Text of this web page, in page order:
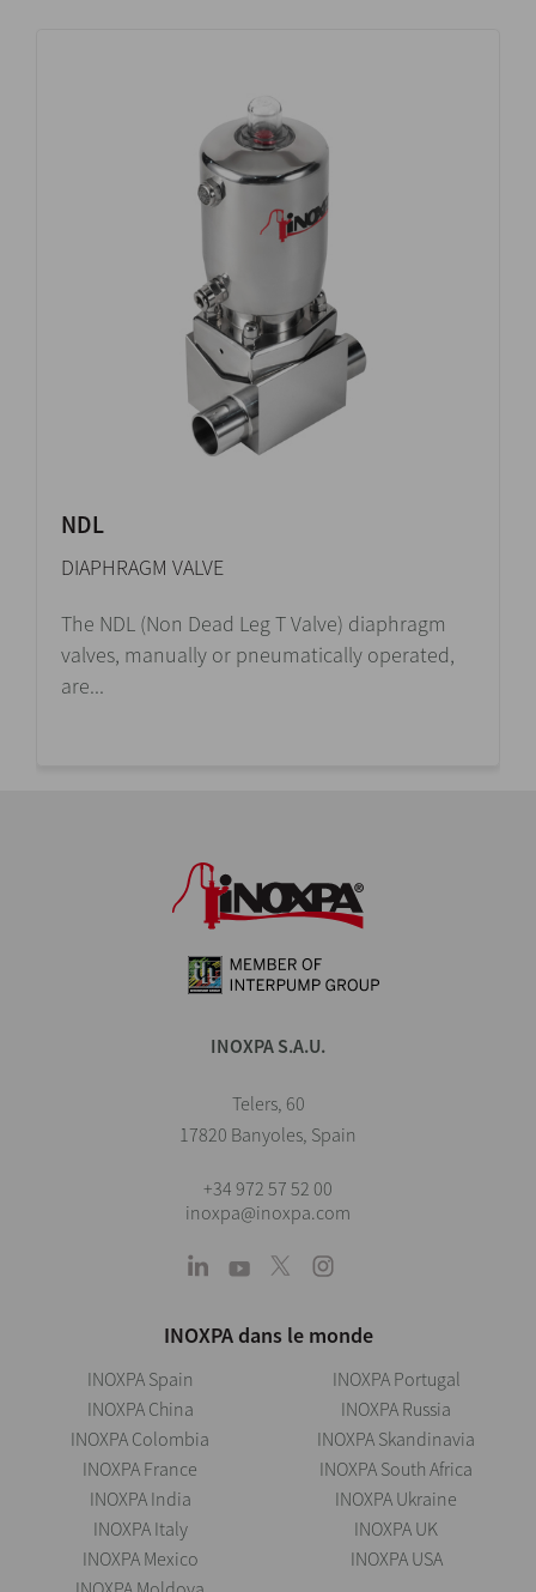
NDL
DIAPHRAGM VALVE
The NDL (Non Dead Leg T Valve) diaphragm
valves, manually or pneumatically operated,
are...
INOXPA S.A.U.
Telers, 60
17820 Banyoles, Spain
+34 972 57 52 00
inoxpa@inoxpa.com
INOXPA dans le monde
INOXPA Spain
INOXPA China
INOXPA Colombia
INOXPA France
INOXPA India
INOXPA Italy
INOXPA Mexico
INOXPA Portugal
INOXPA Russia
INOXPA Skandinavia
INOXPA South Africa
INOXPA Ukraine
INOXPA UK
INOXPA USA